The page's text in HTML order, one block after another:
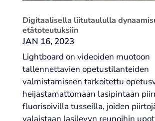
Digitaalisella liitutaululla
etätoteutuksiin
JAN 16, 2023
Lightboard on videoiden muotoon
tallennettavien opetustilanteiden
valmistamiseen tarkoitettu
heijastamattomaan lasipintaan
fluorisoivilla tusseilla, joiden